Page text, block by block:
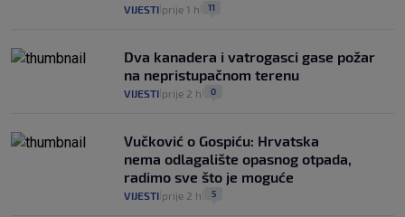
VIJESTI prije 1 h 11
Dva kanadera i vatrogasci gase požar
na nepristupačnom terenu
VIJESTI prije 2 h 0
Vučković o Gospiću: Hrvatska
nema odlagalište opasnog otpada,
radimo sve što je moguće
VIJESTI prije 2 h 5